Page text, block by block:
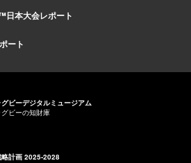
日本大会レポート
ート
グビーデジタルミュージアム
グビーの知財庫
略計画 2025-2028